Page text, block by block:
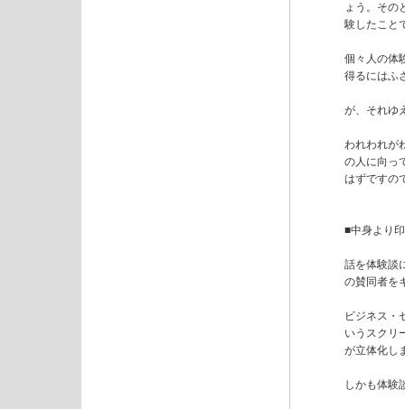
ょう。その
験したこと
個々人の体
得るにはふ
が、それゆ
われわれが
の人に向っ
はずですの
■中身より
話を体験談
の賛同者を
ビジネス・
いうスクリ
が立体化し
しかも体験